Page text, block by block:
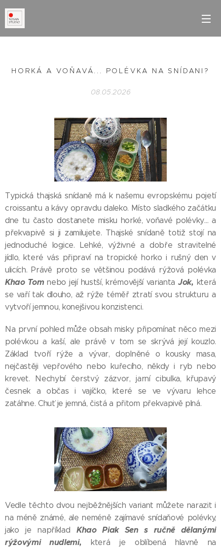
HORKÁ A VOŇAVÁ... POLÉVKA NA SNÍDANI?
08.05.2026
Typická thajská snídaně má k našemu evropskému pojetí
croissantu a kávy opravdu daleko. Místo sladkého začátku
dne tu často dostanete misku horké, voňavé polévky… a
překvapivě si ji zamilujete. Thajské snídaně totiž stojí na
jednoduché logice. Lehké, výživné a dobře stravitelné
jídlo, které vás připraví na tropické horko i rušný den v
ulicích. Právě proto se většinou podává rýžová polévka
Khao Tomnebo její hustší, krémovější variantaJok, která
se vaří tak dlouho, až rýže téměř ztratí svou strukturu a
vytvoří jemnou, konejšivou konzistenci.
Na první pohled může obsah misky připomínat něco mezi
polévkou a kaší, ale právě v tom se skrývá její kouzlo.
Základ tvoří rýže a vývar, doplněné o kousky masa,
nejčastěji vepřového nebo kuřecího, někdy i ryb nebo
krevet. Nechybí čerstvý zázvor, jarní cibulka, křupavý
česnek a občas i vajíčko, které se ve vývaru lehce
zatáhne. Chuť je jemná, čistá a přitom překvapivě plná.
Vedle těchto dvou nejběžnějších variant můžete narazit i
na méně známé, ale neméně zajímavé snídaňové polévky,
jako je například Khao Piak Sen s ručně dělanými
rýžovými nudlemi, která je oblíbená hlavně na